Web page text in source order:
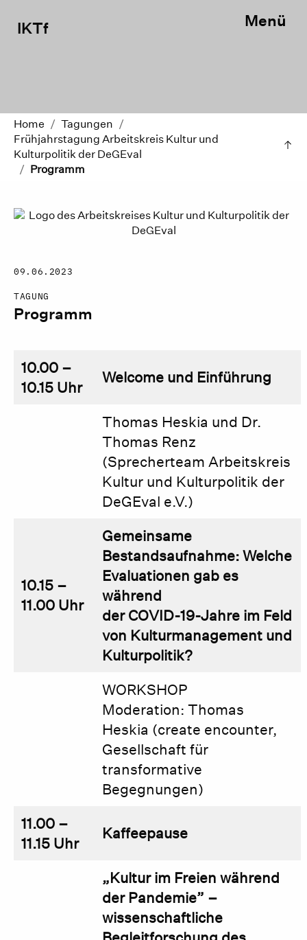
IKTf Menü
Home / Tagungen /
Frühjahrstagung Arbeitskreis Kultur und
Kulturpolitik der DeGEval
/ Programm
09.06.2023
TAGUNG
Programm
10.00 –
10.15 Uhr
Welcome und Einführung
Thomas Heskia und Dr.
Thomas Renz
(Sprecherteam Arbeitskreis
Kultur und Kulturpolitik der
DeGEval e.V.)
10.15 –
11.00 Uhr
Gemeinsame
Bestandsaufnahme: Welche
Evaluationen gab es
während
der COVID-19-Jahre im Feld
von Kulturmanagement und
Kulturpolitik?
WORKSHOP
Moderation: Thomas
Heskia (create encounter,
Gesellschaft für
transformative
Begegnungen)
11.00 –
11.15 Uhr
Kaffeepause
„Kultur im Freien während
der Pandemie” –
wissenschaftliche